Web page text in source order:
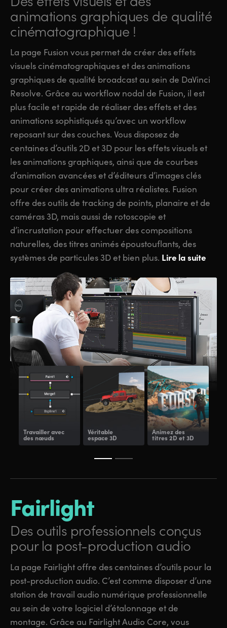
animations graphiques de qualité
cinématographique !
La page Fusion vous permet de créer des effets
visuels cinématographiques et des animations
graphiques de qualité broadcast au sein de DaVinci
Resolve. Grâce au workflow nodal de Fusion, il est
plus facile et rapide de réaliser des effets et des
animations sophistiqués qu’avec un workflow
reposant sur des couches. Vous disposez de
centaines d’outils 2D et 3D pour les effets visuels et
les animations graphiques, ainsi que de courbes
d’animation avancées et d’éditeurs d’images clés
pour créer des animations ultra réalistes. Fusion
offre des outils de tracking de points, planaire et de
caméras 3D, mais aussi de rotoscopie et
d’incrustation pour effectuer des compositions
naturelles, des titres animés époustouflants, des
systèmes de particules 3D et bien plus. Lire la suite
Travailler avec
des nœuds
Véritable
espace 3D
Animez des
titres 2D et 3D
Fairlight
Des outils professionnels conçus
pour la post-production audio
La page Fairlight offre des centaines d’outils pour la
post-production audio. C’est comme disposer d’une
station de travail audio numérique professionnelle
au sein de votre logiciel d’étalonnage et de
montage. Grâce au Fairlight Audio Core, vous